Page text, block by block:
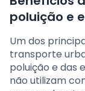
poluição e
Um dos
transporte
poluição e das
não utilizam